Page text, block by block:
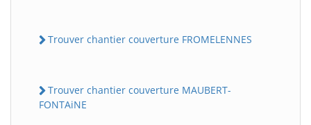
Trouver chantier couverture FROMELENNES
Trouver chantier couverture MAUBERT-
FONTAiNE